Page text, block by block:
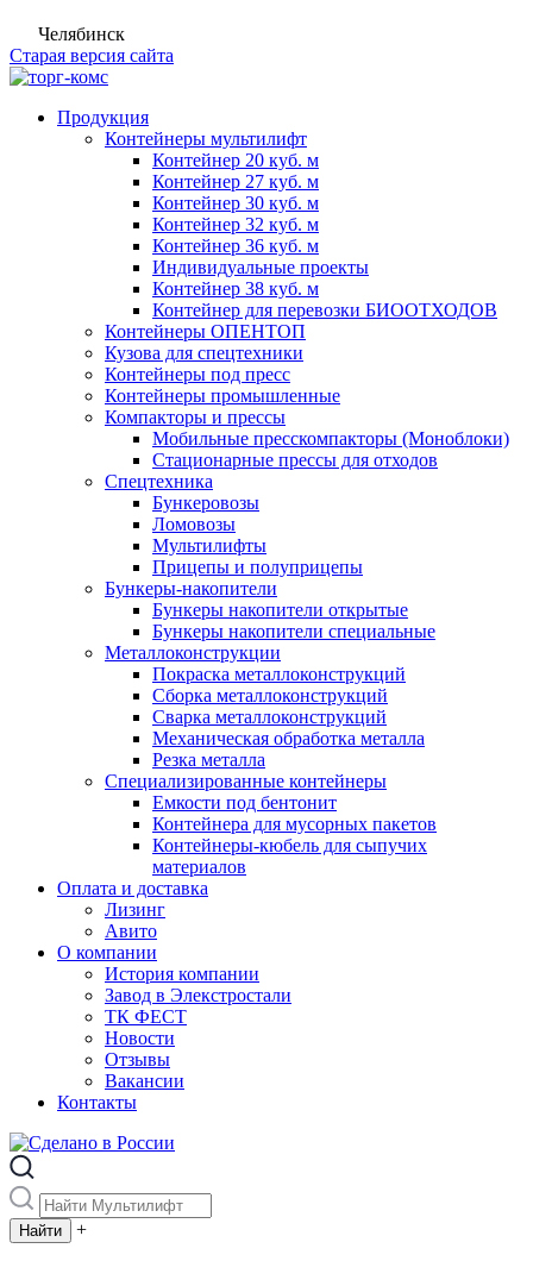
Челябинск
Старая версия сайта
Продукция
Контейнеры мультилифт
Контейнер 20 куб. м
Контейнер 27 куб. м
Контейнер 30 куб. м
Контейнер 32 куб. м
Контейнер 36 куб. м
Индивидуальные проекты
Контейнер 38 куб. м
Контейнер для перевозки БИООТХОДОВ
Контейнеры ОПЕНТОП
Кузова для спецтехники
Контейнеры под пресс
Контейнеры промышленные
Компакторы и прессы
Мобильные пресскомпакторы (Моноблоки)
Стационарные прессы для отходов
Спецтехника
Бункеровозы
Ломовозы
Мультилифты
Прицепы и полуприцепы
Бункеры-накопители
Бункеры накопители открытые
Бункеры накопители специальные
Металлоконструкции
Покраска металлоконструкций
Сборка металлоконструкций
Сварка металлоконструкций
Механическая обработка металла
Резка металла
Специализированные контейнеры
Емкости под бентонит
Контейнера для мусорных пакетов
Контейнеры-кюбель для сыпучих
материалов
Оплата и доставка
Лизинг
Авито
О компании
История компании
Завод в Элекстростали
ТК ФЕСТ
Новости
Отзывы
Вакансии
Контакты
+